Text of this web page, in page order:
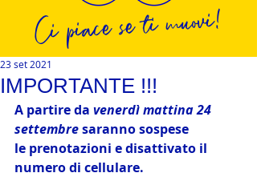
Ci piace se ti muovi!
IMPORTANTE !!!
23 set 2021
A partire da venerdì mattina 24
settembre saranno sospese
le prenotazioni e disattivato il
numero di cellulare.